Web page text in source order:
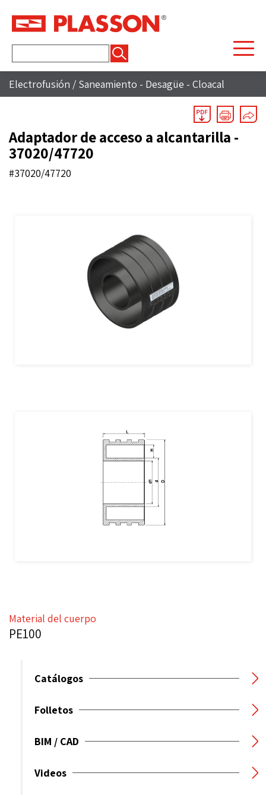
Electrofusión / Saneamiento - Desagüe - Cloacal
Adaptador de acceso a alcantarilla -
37020/47720
#37020/47720
Material del cuerpo
PE100
Catálogos
Folletos
BIM / CAD
Videos